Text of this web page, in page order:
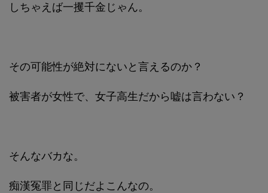
しちゃえば一攫千金じゃん。
その可能性が絶対にないと言えるのか？
被害者が女性で、女子高生だから嘘は言わない？
そんなバカな。
痴漢冤罪と同じだよこんなの。